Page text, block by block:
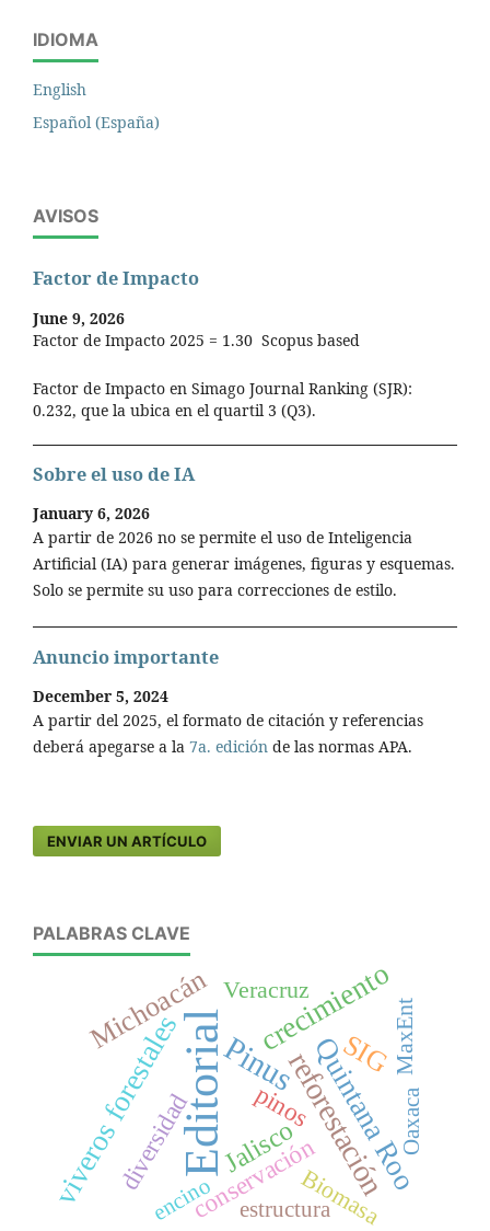
IDIOMA
English
Español (España)
AVISOS
Factor de Impacto
June 9, 2026
Factor de Impacto 2025 = 1.30 Scopus based
Factor de Impacto en Simago Journal Ranking (SJR):
0.232, que la ubica en el quartil 3 (Q3).
Sobre el uso de IA
January 6, 2026
A partir de 2026 no se permite el uso de Inteligencia
Artificial (IA) para generar imágenes, figuras y esquemas.
Solo se permite su uso para correcciones de estilo.
Anuncio importante
December 5, 2024
A partir del 2025, el formato de citación y referencias
deberá apegarse a la 7a. edición de las normas APA.
ENVIAR UN ARTÍCULO
PALABRAS CLAVE
EditorialPinusreforestación
viveros forestales
crecimiento
Quintana Roo
Michoacán SIG
Jalisco
conservación
diversidad pinos
MaxEnt
Biomasa
Veracruz
estructura
Oaxaca
encino